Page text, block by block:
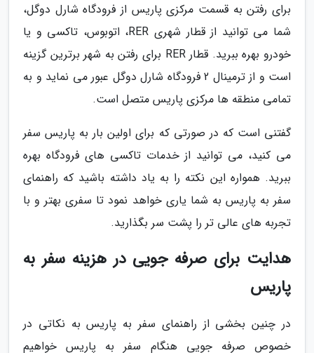
برای رفتن به قسمت مرکزی پاریس از فرودگاه شارل دوگل،
شما می توانید از قطار شهری RER، اتوبوس، تاکسی و یا
خودرو بهره ببرید. قطار RER برای رفتن به شهر برترین گزینه
است و از ترمینال 2 فرودگاه شارل دوگل عبور می نماید و به
تمامی منطقه ها مرکزی پاریس متصل است.
گفتنی است که در صورتی که برای اولین بار به پاریس سفر
می کنید، می توانید از خدمات تاکسی های فرودگاه بهره
ببرید. همواره این نکته را به یاد داشته باشید که راهنمای
سفر به پاریس به شما یاری خواهد نمود تا سفری بهتر و با
تجربه های عالی تر را پشت سر بگذارید.
هدایت برای صرفه جویی در هزینه سفر به
پاریس
در چنین بخشی از راهنمای سفر به پاریس به نکاتی در
خصوص صرفه جویی هنگام سفر به پاریس خواهیم